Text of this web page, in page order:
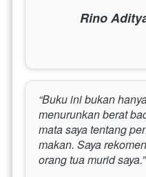
Rino
“Buku ini bukan
menurunkan berat
mata saya tentang
makan. Saya
orang tua murid saya.”